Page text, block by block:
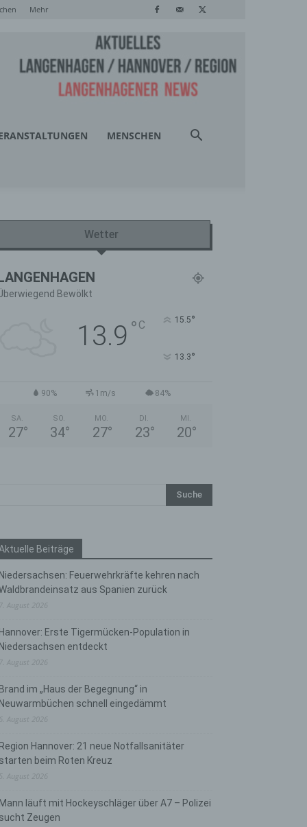
Mehr
MENSCHEN
Wetter
Bewölkt
13.9 ° C 15.5°
13.3°
90% 1m/s 84%
SA.
27°
SO.
34°
MO.
27°
DI.
23°
MI.
20°
Aktuelle Beiträge
Niedersachsen: Feuerwehrkräfte kehren nach
aus Spanien zurück
7. August 2026
Hannover: Erste Tigermücken-Population in
Niedersachsen entdeckt
7. August 2026
Brand im „Haus der Begegnung“ in
Neuwarmbüchen schnell eingedämmt
6. August 2026
Region Hannover: 21 neue Notfallsanitäter
starten beim Roten Kreuz
5. August 2026
Mann läuft mit Hockeyschläger über A7 – Polizei
sucht Zeugen